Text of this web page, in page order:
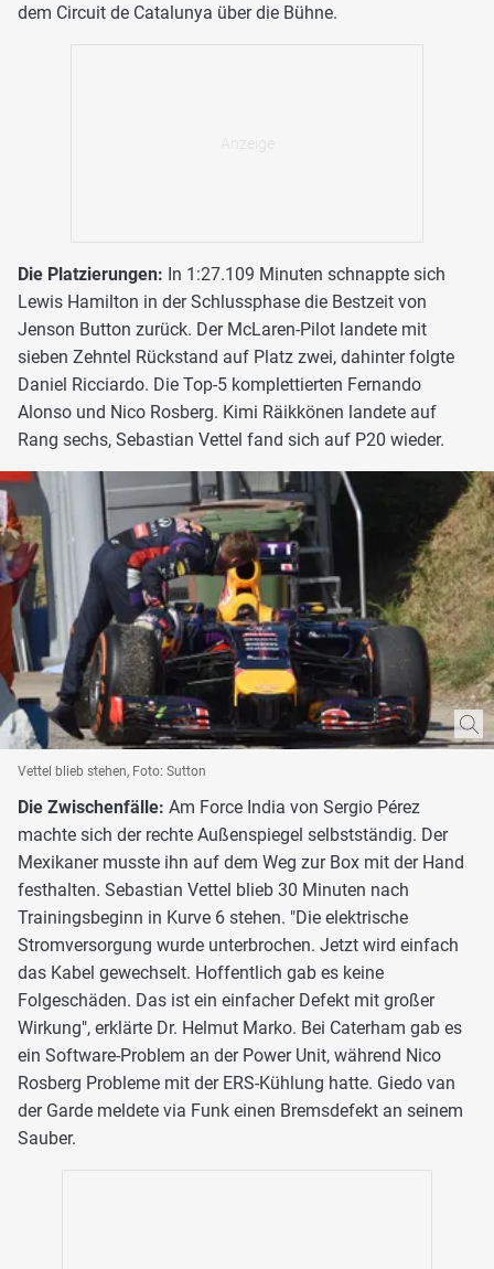
dem Circuit de Catalunya über die Bühne.
Die Platzierungen: In 1:27.109 Minuten schnappte sich
Lewis Hamilton in der Schlussphase die Bestzeit von
Jenson Button zurück. Der McLaren-Pilot landete mit
sieben Zehntel Rückstand auf Platz zwei, dahinter folgte
Daniel Ricciardo. Die Top-5 komplettierten Fernando
Alonso und Nico Rosberg. Kimi Räikkönen landete auf
Rang sechs, Sebastian Vettel fand sich auf P20 wieder.
Vettel blieb stehen, Foto: Sutton
Die Zwischenfälle: Am Force India von Sergio Pérez
machte sich der rechte Außenspiegel selbstständig. Der
Mexikaner musste ihn auf dem Weg zur Box mit der Hand
festhalten. Sebastian Vettel blieb 30 Minuten nach
Trainingsbeginn in Kurve 6 stehen. "Die elektrische
Stromversorgung wurde unterbrochen. Jetzt wird einfach
das Kabel gewechselt. Hoffentlich gab es keine
Folgeschäden. Das ist ein einfacher Defekt mit großer
Wirkung", erklärte Dr. Helmut Marko. Bei Caterham gab es
ein Software-Problem an der Power Unit, während Nico
Rosberg Probleme mit der ERS-Kühlung hatte. Giedo van
der Garde meldete via Funk einen Bremsdefekt an seinem
Sauber.